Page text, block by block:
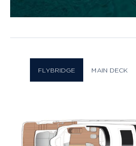
17 FOTO
FLYBRIDGE MAIN DECK